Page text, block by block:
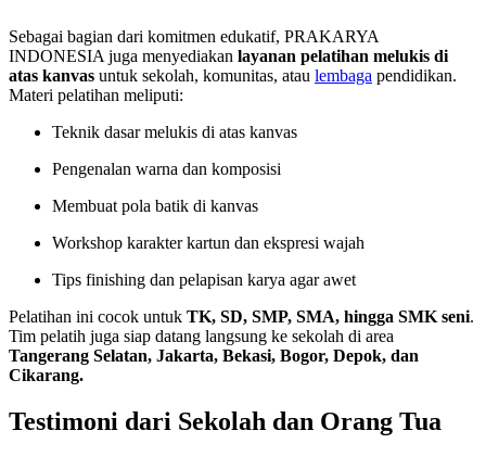
Sebagai bagian dari komitmen edukatif, PRAKARYA
INDONESIA juga menyediakan layanan pelatihan melukis di
atas kanvas untuk sekolah, komunitas, atau lembaga pendidikan.
Materi pelatihan meliputi:
Teknik dasar melukis di atas kanvas
Pengenalan warna dan komposisi
Membuat pola batik di kanvas
Workshop karakter kartun dan ekspresi wajah
Tips finishing dan pelapisan karya agar awet
Pelatihan ini cocok untuk TK, SD, SMP, SMA, hingga SMK seni.
Tim pelatih juga siap datang langsung ke sekolah di area
Tangerang Selatan, Jakarta, Bekasi, Bogor, Depok, dan
Cikarang.
Testimoni dari Sekolah dan Orang Tua